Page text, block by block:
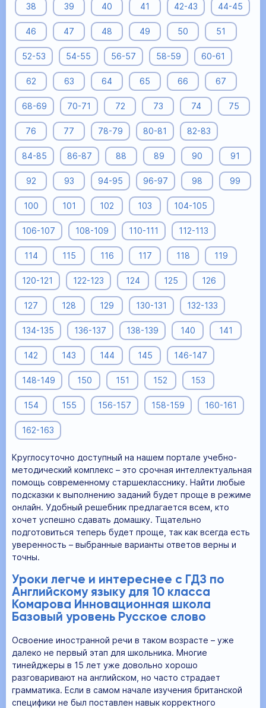
38 39 40 41 42-43 44-45
46 47 48 49 50 51
52-53 54-55 56-57 58-59 60-61
62 63 64 65 66 67
68-69 70-71 72 73 74 75
76 77 78-79 80-81 82-83
84-85 86-87 88 89 90 91
92 93 94-95 96-97 98 99
100 101 102 103 104-105
106-107 108-109 110-111 112-113
114 115 116 117 118 119
120-121 122-123 124 125 126
127 128 129 130-131 132-133
134-135 136-137 138-139 140 141
142 143 144 145 146-147
148-149 150 151 152 153
154 155 156-157 158-159 160-161
162-163
Круглосуточно доступный на нашем портале учебно-
методический комплекс – это срочная интеллектуальная
помощь современному старшекласснику. Найти любые
подсказки к выполнению заданий будет проще в режиме
онлайн. Удобный решебник предлагается всем, кто
хочет успешно сдавать домашку. Тщательно
подготовиться теперь будет проще, так как всегда есть
уверенность – выбранные варианты ответов верны и
точны.
Уроки легче и интереснее с ГДЗ по
Английскому языку для 10 класса
Комарова Инновационная школа
Базовый уровень Русское слово
Освоение иностранной речи в таком возрасте – уже
далеко не первый этап для школьника. Многие
тинейджеры в 15 лет уже довольно хорошо
разговаривают на английском, но часто страдает
грамматика. Если в самом начале изучения британской
специфики не был поставлен навык корректного